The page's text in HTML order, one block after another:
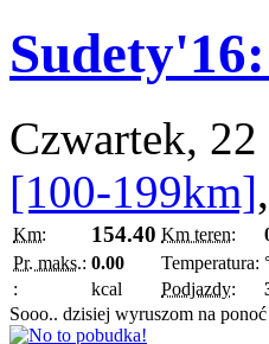
Czwartek,
[100-199km],
Km: 154.40 Km teren:
Pr. maks.: 0.00 Temperatura:
:
kcal Podjazdy:
Sooo.. dzisiej wyruszom na